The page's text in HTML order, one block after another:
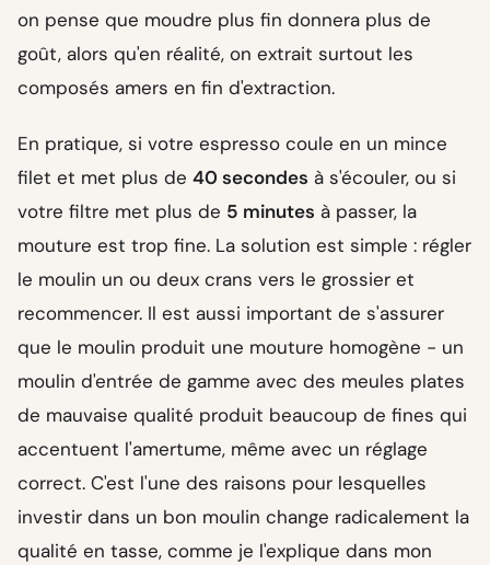
on pense que moudre plus fin donnera plus de
goût, alors qu'en réalité, on extrait surtout les
composés amers en fin d'extraction.
En pratique, si votre espresso coule en un mince
filet et met plus de 40 secondes à s'écouler, ou si
votre filtre met plus de 5 minutes à passer, la
mouture est trop fine. La solution est simple : régler
le moulin un ou deux crans vers le grossier et
recommencer. Il est aussi important de s'assurer
que le moulin produit une mouture homogène - un
moulin d'entrée de gamme avec des meules plates
de mauvaise qualité produit beaucoup de fines qui
accentuent l'amertume, même avec un réglage
correct. C'est l'une des raisons pour lesquelles
investir dans un bon moulin change radicalement la
qualité en tasse, comme je l'explique dans mon